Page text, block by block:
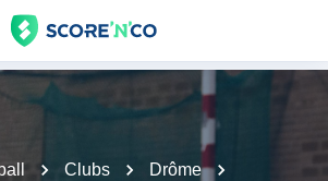
Clubs
Drôme